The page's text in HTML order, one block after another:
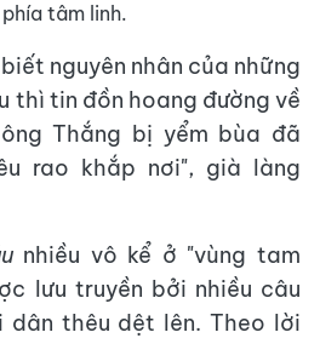
tâm linh.
nguyên nhân của những
thì tin đồn hoang đường về
Thắng bị yểm bùa đã
rao khắp nơi", già làng
nhiều vô kể ở "vùng tam
lưu truyền bởi nhiều câu
dân thêu dệt lên. Theo lời